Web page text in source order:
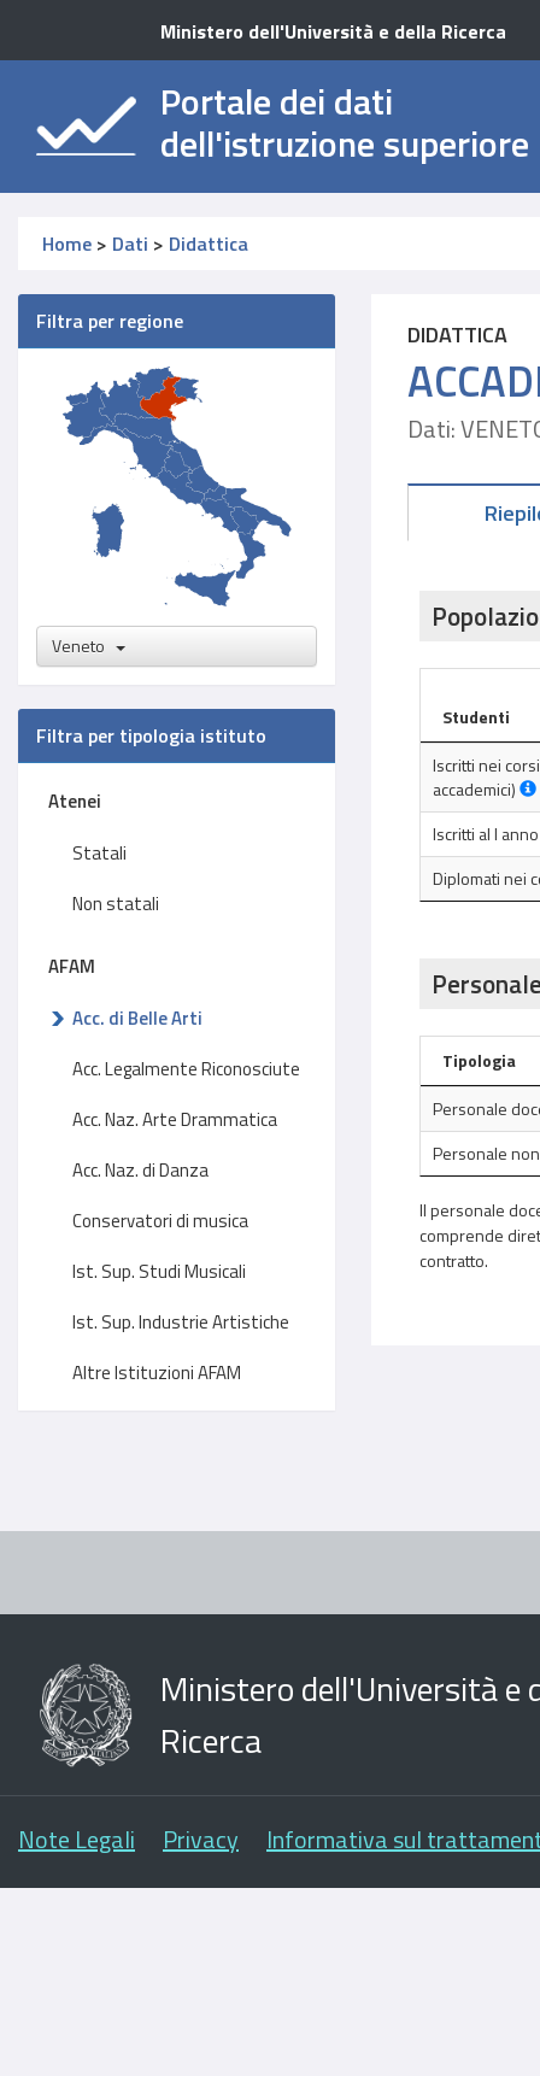
Ministero dell'Università e della Ricerca
Portale dei dati
dell'istruzione superiore
Home > Dati > Didattica
Filtra per regione
Veneto
Filtra per tipologia istituto
Atenei
Statali
Non statali
AFAM
Acc. di Belle Arti
Acc. Legalmente Riconosciute
Acc. Naz. Arte Drammatica
Acc. Naz. di Danza
Conservatori di musica
Ist. Sup. Studi Musicali
Ist. Sup. Industrie Artistiche
Altre Istituzioni AFAM
DIDATTICA
Dati:
Studenti
Iscritti nei
accademici)
Iscritti al I
Diplomati nei
Tipologia
Personale
Personale
Il personale
comprende
contratto.
Ministero dell'Università e
Ricerca
Note Legali Privacy Informativa sul